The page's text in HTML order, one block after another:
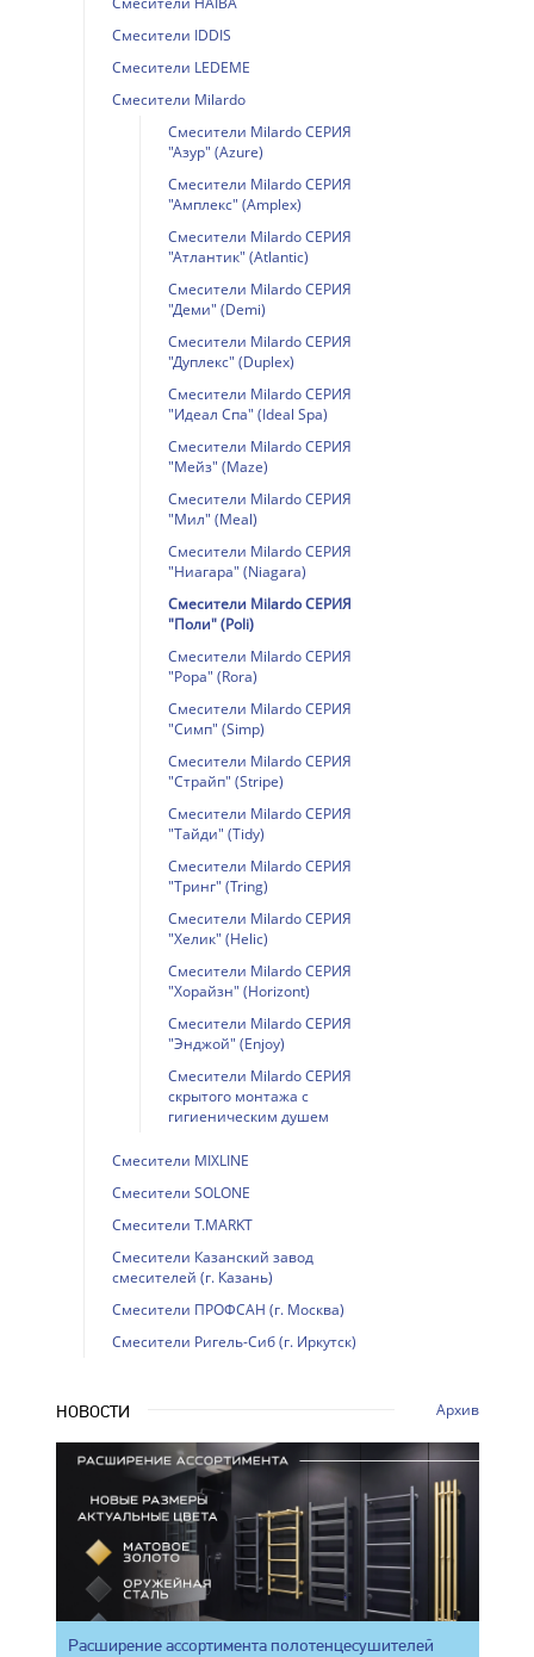
Смесители IDDIS
Смесители LEDEME
Смесители Milardo
Смесители Milardo СЕРИЯ
"Азур" (Azure)
Смесители Milardo СЕРИЯ
"Амплекс" (Amplex)
Смесители Milardo СЕРИЯ
"Атлантик" (Atlantic)
Смесители Milardo СЕРИЯ
"Деми" (Demi)
Смесители Milardo СЕРИЯ
"Дуплекс" (Duplex)
Смесители Milardo СЕРИЯ
"Идеал Спа" (Ideal Spa)
Смесители Milardo СЕРИЯ
"Мейз" (Maze)
Смесители Milardo СЕРИЯ
"Мил" (Meal)
Смесители Milardo СЕРИЯ
"Ниагара" (Niagara)
Смесители Milardo СЕРИЯ
"Поли" (Poli)
Смесители Milardo СЕРИЯ
"Рора" (Rora)
Смесители Milardo СЕРИЯ
"Симп" (Simp)
Смесители Milardo СЕРИЯ
"Страйп" (Stripe)
Смесители Milardo СЕРИЯ
"Тайди" (Tidy)
Смесители Milardo СЕРИЯ
"Тринг" (Tring)
Смесители Milardo СЕРИЯ
"Хелик" (Helic)
Смесители Milardo СЕРИЯ
"Хорайзн" (Horizont)
Смесители Milardo СЕРИЯ
"Энджой" (Enjoy)
Смесители Milardo СЕРИЯ
скрытого монтажа с
гигиеническим душем
Смесители MIXLINE
Смесители SOLONE
Смесители T.MARKT
Смесители Казанский завод
смесителей (г. Казань)
Смесители ПРОФСАН (г. Москва)
Смесители Ригель-Сиб (г. Иркутск)
НОВОСТИ Архив
Расширение ассортимента полотенцесушителей